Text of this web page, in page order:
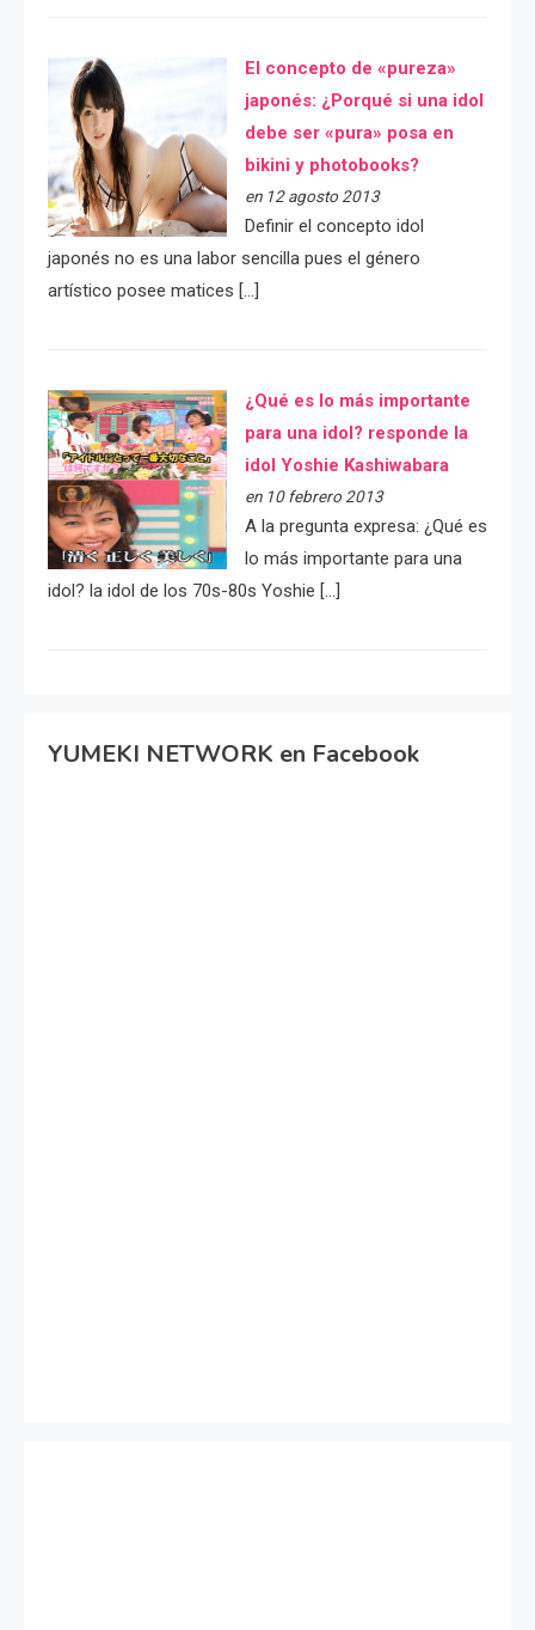
El concepto de «pureza»
japonés: ¿Porqué si una idol
debe ser «pura» posa en
bikini y photobooks?
en 12 agosto 2013
Definir el concepto idol
japonés no es una labor sencilla pues el género
artístico posee matices […]
¿Qué es lo más importante
para una idol? responde la
idol Yoshie Kashiwabara
en 10 febrero 2013
A la pregunta expresa: ¿Qué es
lo más importante para una
idol? la idol de los 70s-80s Yoshie […]
YUMEKI NETWORK en Facebook